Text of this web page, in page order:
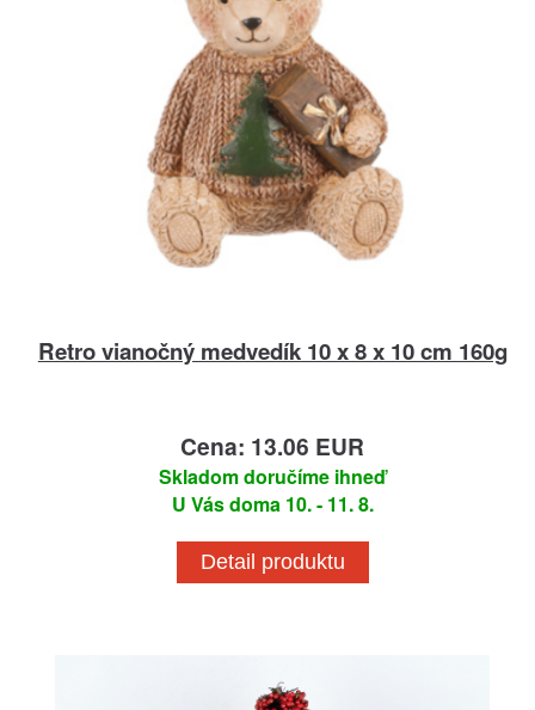
Retro vianočný medvedík 10 x 8 x 10 cm 160g
Cena: 13.06 EUR
Skladom doručíme ihneď
U Vás doma 10. - 11. 8.
Detail produktu